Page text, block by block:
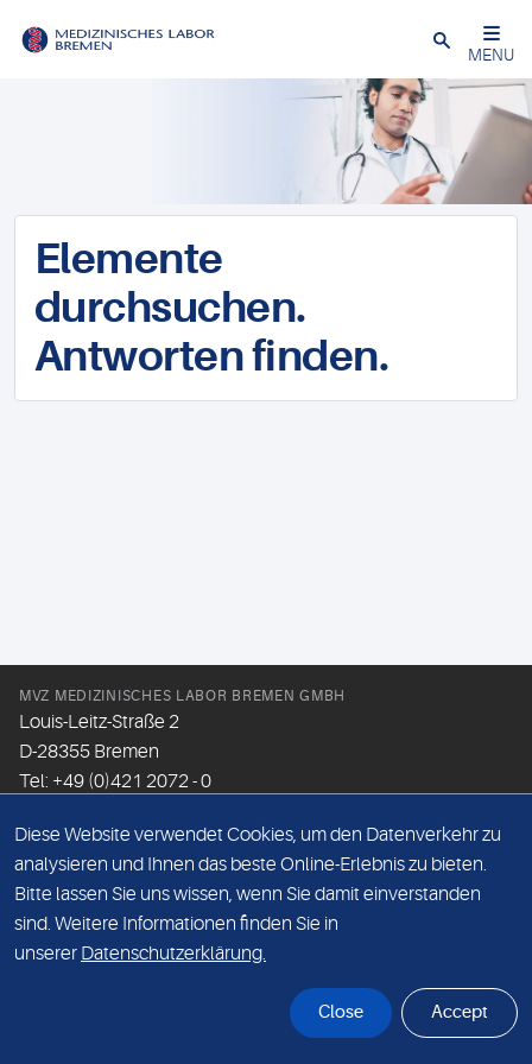
Schließen
MENU
Elemente
durchsuchen.
Antworten finden.
MVZ MEDIZINISCHES LABOR BREMEN GMBH
Louis-Leitz-Straße 2
D-28355 Bremen
Tel: +49 (0)421 2072 - 0
Email:info@mlhb.de
DATENSCHUTZ
IMPRESSUM
Diese Website verwendet Cookies, um den Datenverkehr zu
analysieren und Ihnen das beste Online-Erlebnis zu bieten.
Bitte lassen Sie uns wissen, wenn Sie damit einverstanden
sind. Weitere Informationen finden Sie in
unserer Datenschutzerklärung.
Close Accept